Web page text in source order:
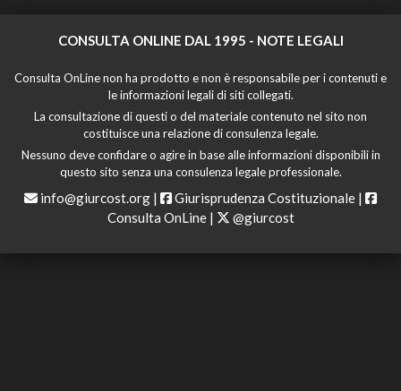
CONSULTA ONLINE DAL 1995 - NOTE LEGALI
Consulta OnLine non ha prodotto e non è responsabile per i contenuti e
le informazioni legali di siti collegati.
La consultazione di questi o del materiale contenuto nel sito non
costituisce una relazione di consulenza legale.
Nessuno deve confidare o agire in base alle informazioni disponibili in
questo sito senza una consulenza legale professionale.
info@giurcost.org | Giurisprudenza Costituzionale |
Consulta OnLine| @giurcost